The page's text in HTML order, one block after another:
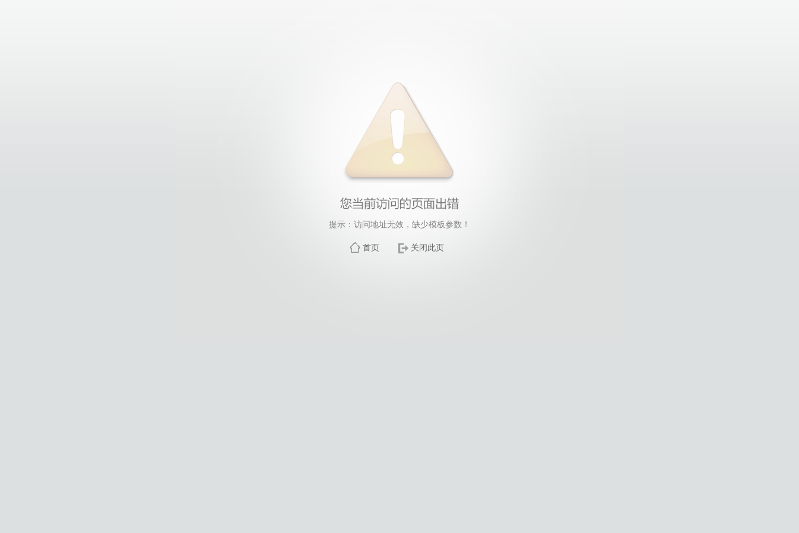
提示：访问地址无效，缺少模板参数！
首页 关闭此页